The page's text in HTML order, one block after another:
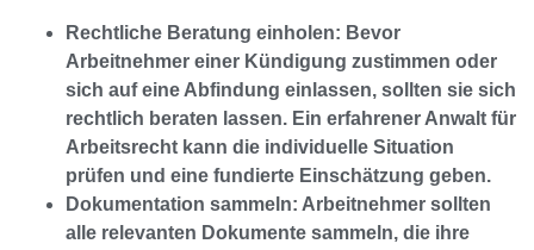
Rechtliche Beratung einholen: Bevor
Arbeitnehmer einer Kündigung zustimmen oder
sich auf eine Abfindung einlassen, sollten sie sich
rechtlich beraten lassen. Ein erfahrener Anwalt für
Arbeitsrecht kann die individuelle Situation
prüfen und eine fundierte Einschätzung geben.
Dokumentation sammeln: Arbeitnehmer sollten
alle relevanten Dokumente sammeln, die ihre